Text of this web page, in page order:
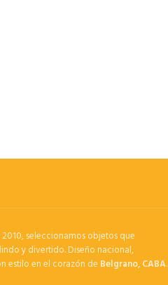
2010, seleccionamos objetos que
y divertido. Diseño nacional,
estilo en el corazón de Belgrano, CABA.